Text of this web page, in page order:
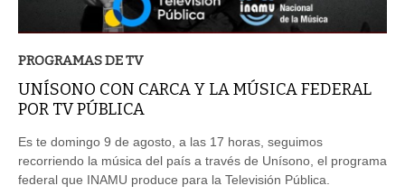
UNÍSONO CON CARCA Y LA MÚSICA FEDERAL
POR TV PÚBLICA
recorriendo la música del país a través de Unísono, el programa
federal que INAMU produce para la Televisión Pública.